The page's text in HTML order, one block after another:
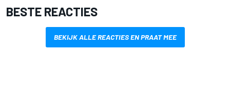
BESTE REACTIES
BEKIJK ALLE REACTIES EN PRAAT MEE